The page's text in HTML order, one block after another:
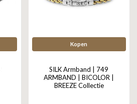
Kopen
SILK Armband | 749
ARMBAND | BICOLOR |
BREEZE Collectie